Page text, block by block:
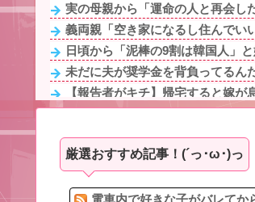
実の母親から「運命の人と再会し
義両親「空き家になるし住んで
日頃から「泥棒の9割は韓国人」
未だに夫が奨学金を背負ってるん
【報告者がキチ】帰宅すると嫁
【衝撃】母に靴投げつけて父側に
急いで曲がり角を曲がったとき、
旦那の同僚女が旦那の元カノ。な
嫁浮気発覚後１年。再構築中だ
厳選おすすめ記事！(´っ･ω･)っ
電車内で好きな子がバレてか